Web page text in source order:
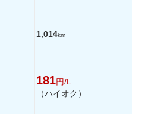
1,014km
181円/L
（ハイオク）